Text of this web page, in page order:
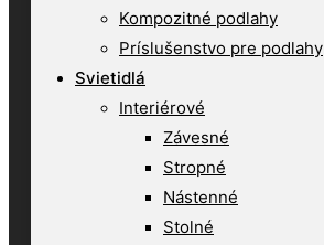
Kompozitné podlahy
Príslušenstvo pre podlahy
Svietidlá
Interiérové
Závesné
Stropné
Nástenné
Stolné